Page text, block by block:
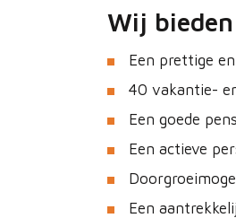
Wij bieden
Een prettige
40 vakantie-
Een goede
Een actieve
Een